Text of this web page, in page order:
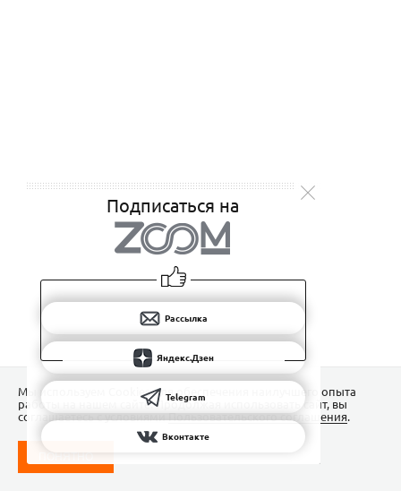
Подписаться на
Рассылка
Яндекс.Дзен
Telegram
Вконтакте
Мы используем Сookies для обеспечения наилучшего опыта
работы на нашем сайте. Продолжая использовать сайт, вы
соглашаетесь с условиямиПользовательского соглашения.
ПОНЯТНО